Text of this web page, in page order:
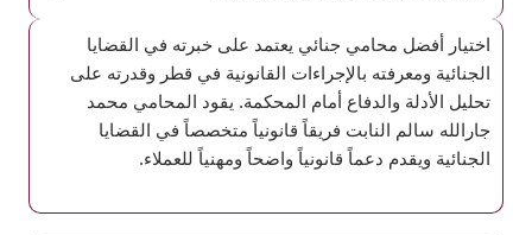
اختيار أفضل محامي جنائي يعتمد على خبرته في القضايا
الجنائية ومعرفته بالإجراءات القانونية في قطر وقدرته على
تحليل الأدلة والدفاع أمام المحكمة. يقود المحامي محمد
جارالله سالم النابت فريقاً قانونياً متخصصاً في القضايا
الجنائية ويقدم دعماً قانونياً واضحاً ومهنياً للعملاء.